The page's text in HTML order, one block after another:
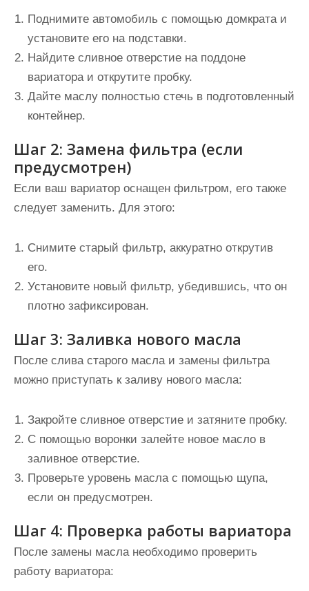
Поднимите автомобиль с помощью домкрата и
установите его на подставки.
Найдите сливное отверстие на поддоне
вариатора и открутите пробку.
Дайте маслу полностью стечь в подготовленный
контейнер.
Шаг 2: Замена фильтра (если
предусмотрен)
Если ваш вариатор оснащен фильтром, его также
следует заменить. Для этого:
Снимите старый фильтр, аккуратно открутив
его.
Установите новый фильтр, убедившись, что он
плотно зафиксирован.
Шаг 3: Заливка нового масла
После слива старого масла и замены фильтра
можно приступать к заливу нового масла:
Закройте сливное отверстие и затяните пробку.
С помощью воронки залейте новое масло в
заливное отверстие.
Проверьте уровень масла с помощью щупа,
если он предусмотрен.
Шаг 4: Проверка работы вариатора
После замены масла необходимо проверить
работу вариатора: